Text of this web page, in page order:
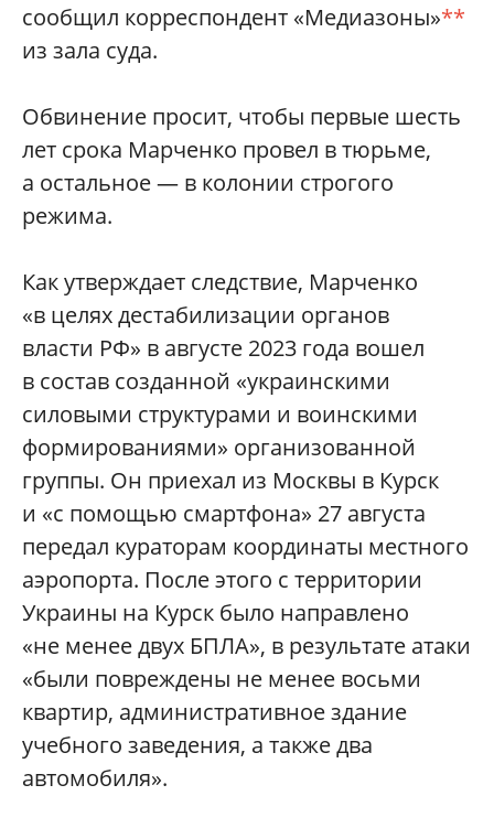
сообщил корреспондент «Медиазоны»**
из зала суда.
Обвинение просит, чтобы первые шесть
лет срока Марченко провел в тюрьме,
а остальное — в колонии строгого
режима.
Как утверждает следствие, Марченко
«в целях дестабилизации органов
власти РФ» в августе 2023 года вошел
в состав созданной «украинскими
силовыми структурами и воинскими
формированиями» организованной
группы. Он приехал из Москвы в Курск
и «с помощью смартфона» 27 августа
передал кураторам координаты местного
аэропорта. После этого с территории
Украины на Курск было направлено
«не менее двух БПЛА», в результате атаки
«были повреждены не менее восьми
квартир, административное здание
учебного заведения, а также два
автомобиля».